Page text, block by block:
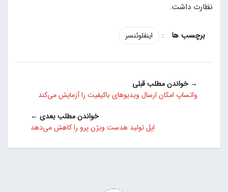
نظارت داشت.
: اینفلوئنسر
→ خواندن مطلب قبلی
واتساپ امکان ارسال ویدیوهای باکیفیت را آزمایش می‌کند
خواندن مطلب بعدی ←
اپل تولید هدست ویژن پرو را کاهش می‌دهد